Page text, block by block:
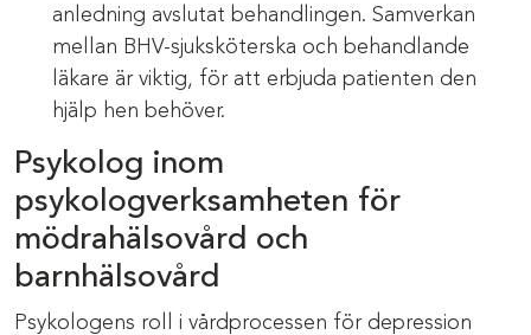
anledning avslutat behandlingen. Samverkan
mellan BHV-sjuksköterska och behandlande
läkare är viktig, för att erbjuda patienten den
hjälp hen behöver.
Psykolog inom
psykologverksamheten för
mödrahälsovård och
barnhälsovård
Psykologens roll i vårdprocessen för depression